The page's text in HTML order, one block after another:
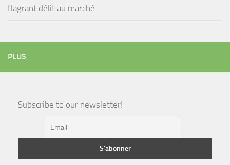
flagrant délit au marché
PLUS
Subscribe to our newsletter!